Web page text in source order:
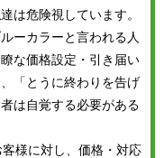
は危険視しています。
ーカラーと言われる人
な価格設定・引き届い
「とうに終わりを告げ
は自覚する必要がある
客様に対し、価格・対応